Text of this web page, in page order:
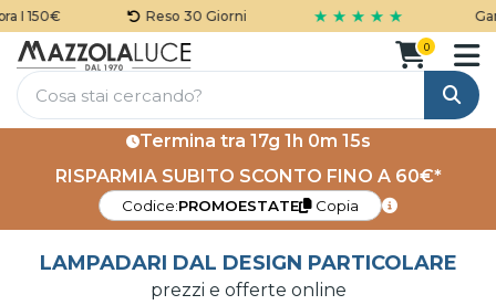
Reso 30 Giorni ★ ★ ★ ★ ★ Garanzia 5
Cerca
0
Termina tra 17g 1h 0m 13s
RISPARMIA SUBITO SCONTO FINO A 60€*
Codice:PROMOESTATE Copia
LAMPADARI DAL DESIGN PARTICOLARE
prezzi e offerte online